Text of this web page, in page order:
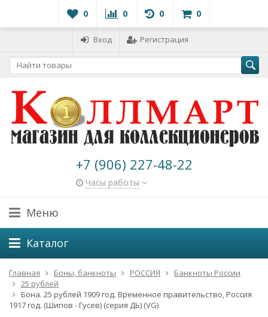
0 0 0 0
Вход Регистрация
+7 (906) 227-48-22
Часы работы
Меню
Каталог
Главная Боны, банкноты РОССИЯ
Банкноты России
25 рублей
Бона. 25 рублей 1909 год. Временное правительство, Россия
1917 год. (Шипов - Гусев) (серия ДЬ) (VG)